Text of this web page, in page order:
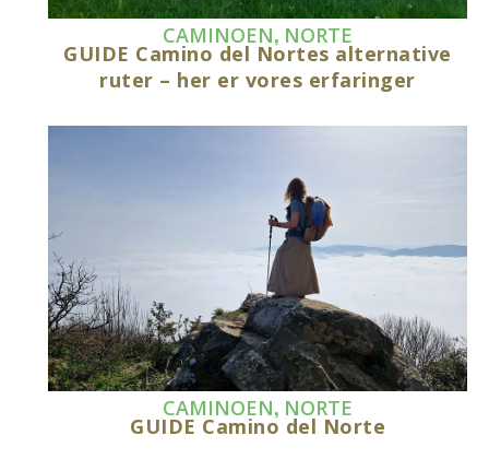
CAMINOEN, NORTE
GUIDE Camino del Nortes alternative
ruter – her er vores erfaringer
CAMINOEN, NORTE
GUIDE Camino del Norte